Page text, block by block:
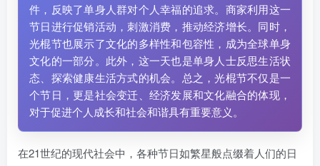
件，反映了单身人群对个人幸福的追求。商家利用这一
节日进行促销活动，刺激消费，推动经济增长。同时，
光棍节也展示了文化的多样性和包容性，成为全球单身
文化的一部分。此外，这一天也是单身人士反思生活状
态、探索健康生活方式的机会。总之，光棍节不仅是一
个节日，更是社会变迁、经济发展和文化融合的体现，
对于促进个人成长和社会和谐具有重要意义。
在21世纪的现代社会中，各种节日如繁星般点缀着人们的日